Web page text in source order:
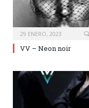
29 ENERO, 2023
VV – Neon noir